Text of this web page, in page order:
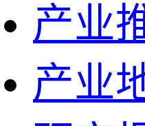
产业
产业